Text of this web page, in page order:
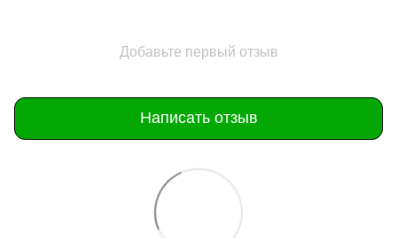
Добавьте первый отзыв
Написать отзыв